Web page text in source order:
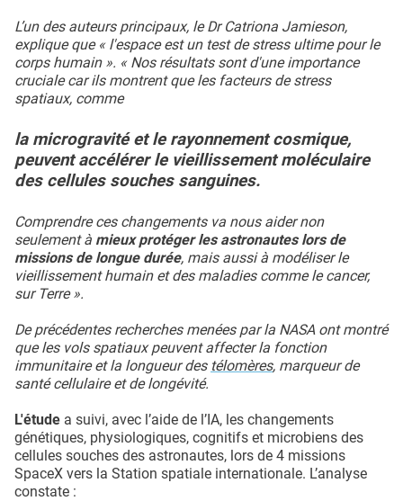
L’un des auteurs principaux, le Dr Catriona Jamieson,
explique que « l'espace est un test de stress ultime pour le
corps humain ». « Nos résultats sont d'une importance
cruciale car ils montrent que les facteurs de stress
spatiaux, comme
la microgravité et le rayonnement cosmique,
peuvent accélérer le vieillissement moléculaire
des cellules souches sanguines.
Comprendre ces changements va nous aider non
seulement à mieux protéger les astronautes lors de
missions de longue durée, mais aussi à modéliser le
vieillissement humain et des maladies comme le cancer,
sur Terre ».
De précédentes recherches menées par la NASA ont montré
que les vols spatiaux peuvent affecter la fonction
immunitaire et la longueur des télomères, marqueur de
santé cellulaire et de longévité.
L'étude a suivi, avec l’aide de l’IA, les changements
génétiques, physiologiques, cognitifs et microbiens des
cellules souches des astronautes, lors de 4 missions
SpaceX vers la Station spatiale internationale. L’analyse
constate :